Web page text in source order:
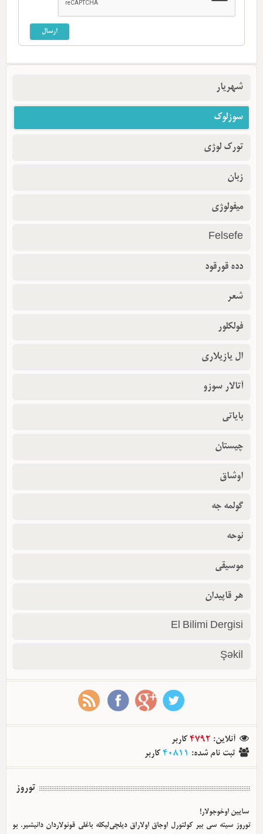
شهریار
سوزلوک
تورک لوژی
زبان
میفولوژی
Felsefe
دده قورقود
شعر
فولکلور
ال یازیلاری
آتالار سوزو
بایاتی
چیستان
اوشاق
گولمه جه
نوحه
موسیقی
هر قاپیدان
El Bilimi Dergisi
Şəkil
آنلاین:
4792 کاربر
ثبت نام شده:
40811 کاربر
توروز
سایین اوخوجولار!
توروز سیته سی بیر کولتورل اوجاق اولا‌راق دیلچی‌لیکله باغلی قونولاردان دانیشیر. بو